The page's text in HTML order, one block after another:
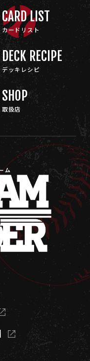
CARD LIST
カードリスト
DECK RECIPE
デッキレシピ
SHOP
取扱店